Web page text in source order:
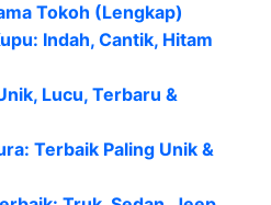
Tokoh (Lengkap)
Indah, Cantik, Hitam
Lucu, Terbaru &
Terbaik Paling Unik &